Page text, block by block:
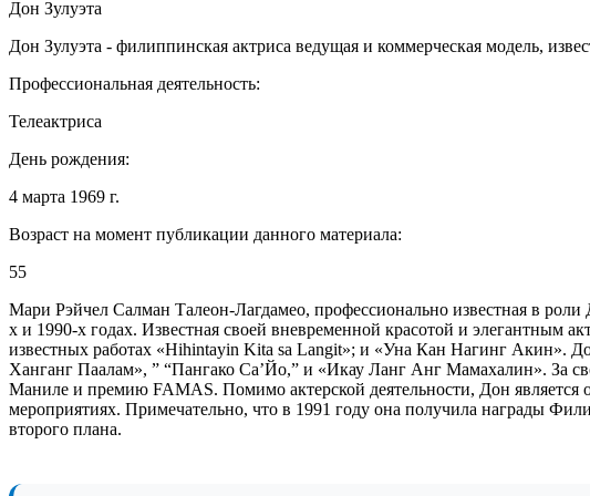
Дон Зулуэта
Дон Зулуэта - филиппинская актриса ведущая и коммерческая модель,
Профессиональная деятельность:
Телеактриса
День рождения:
4 марта 1969 г.
Возраст на момент публикации данного материала:
55
Мари Рэйчел Салман Талеон-Лагдамео, профессионально известная в
х и 1990-х годах. Известная своей вневременной красотой и элегантным
известных работах «Hihintayin Kita sa Langit»; и «Уна Кан Нагинг Акин».
Ханганг Паалам», ” “Пангако Са’Йо,” и «Икау Ланг Анг Мамахалин». За
Маниле и премию FAMAS. Помимо актерской деятельности, Дон является
мероприятиях. Примечательно, что в 1991 году она получила награды
второго плана.